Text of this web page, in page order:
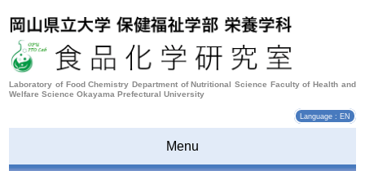
Laboratory of Food Chemistry Department of Nutritional Science Faculty of Health and
Welfare Science Okayama Prefectural University
Language : EN
Menu